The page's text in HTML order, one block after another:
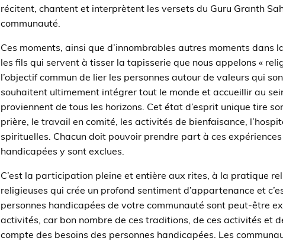
récitent, chantent et interprètent les versets du Guru Granth
communauté.
Ces moments, ainsi que d’innombrables autres moments dans
les fils qui servent à tisser la tapisserie que nous appelons «
l’objectif commun de lier les personnes autour de valeurs qui
souhaitent ultimement intégrer tout le monde et accueillir au
proviennent de tous les horizons. Cet état d’esprit unique tire
prière, le travail en comité, les activités de bienfaisance,
spirituelles. Chacun doit pouvoir prendre part à ces
handicapées y sont exclues.
C’est la participation pleine et entière aux rites, à la pratique
religieuses qui crée un profond sentiment d’appartenance et
personnes handicapées de votre communauté sont peut-être
activités, car bon nombre de ces traditions, de ces activités et
compte des besoins des personnes handicapées. Les